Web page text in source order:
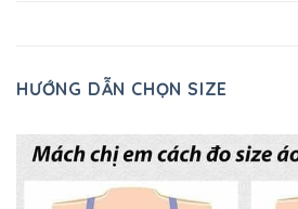
HƯỚNG DẪN CHỌN SIZE